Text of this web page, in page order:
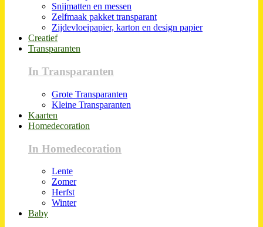
Snijmatten en messen
Zelfmaak pakket transparant
Zijdevloeipapier, karton en design papier
Creatief
Transparanten
In Transparanten
Grote Transparanten
Kleine Transparanten
Kaarten
Homedecoration
In Homedecoration
Lente
Zomer
Herfst
Winter
Baby